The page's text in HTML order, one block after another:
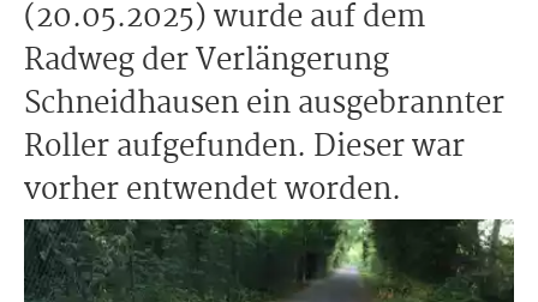
(20.05.2025) wurde auf dem
Radweg der Verlängerung
Schneidhausen ein ausgebrannter
Roller aufgefunden. Dieser war
vorher entwendet worden.